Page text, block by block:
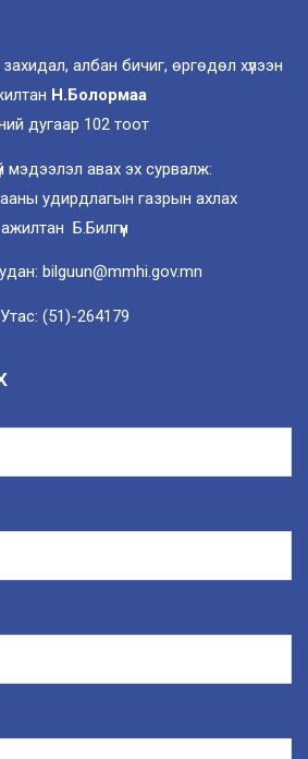
албан бичиг, өргөдөл хүлээн
Н.Болормаа
дугаар 102 тоот
мэдээлэл авах эх сурвалж:
удирдлагын газрын ахлах
ажилтан Б.Билгүүн
bilguun@mmhi.gov.mn
Утас: (51)-264179